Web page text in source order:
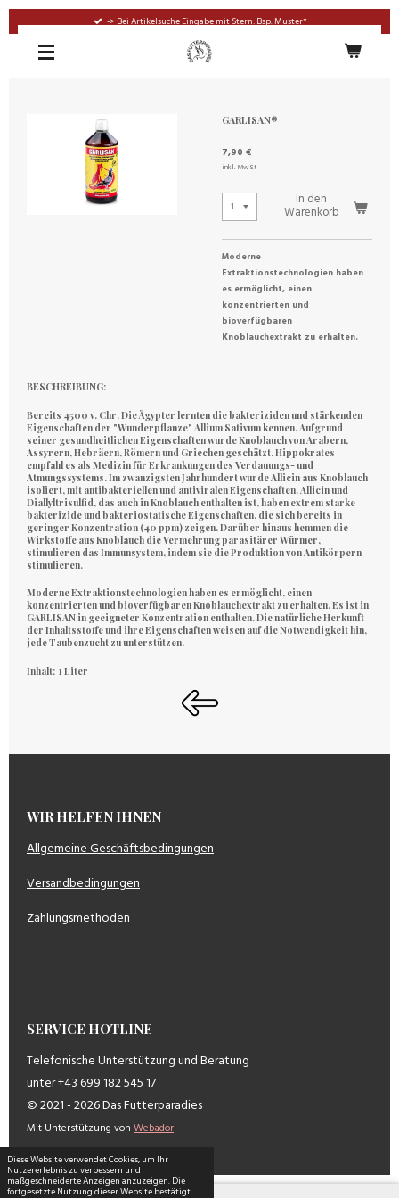
Diese Website verwendet Cookies, um Ihr
Nutzererlebnis zu verbessern und
maßgeschneiderte Anzeigen anzuzeigen. Die
fortgesetzte Nutzung dieser Website bestätigt
springen
-> Bei Artikelsuche Eingabe mit Stern: Bsp. Muster*
GARLISAN®
7,90 €
inkl. MwSt
In den
Warenkorb
Moderne
Extraktionstechnologien haben
es ermöglicht, einen
konzentrierten und
bioverfügbaren
Knoblauchextrakt zu erhalten.
BESCHREIBUNG:
Bereits 4500 v. Chr. Die Ägypter lernten die bakteriziden und stärkenden
Eigenschaften der "Wunderpflanze" Allium Sativum kennen. Aufgrund
seiner gesundheitlichen Eigenschaften wurde Knoblauch von Arabern,
Assyrern, Hebräern, Römern und Griechen geschätzt. Hippokrates
empfahl es als Medizin für Erkrankungen des Verdauungs- und
Atmungssystems. Im zwanzigsten Jahrhundert wurde Allicin aus Knoblauch
isoliert, mit antibakteriellen und antiviralen Eigenschaften. Allicin und
Diallyltrisulfid, das auch in Knoblauch enthalten ist, haben extrem starke
bakterizide und bakteriostatische Eigenschaften, die sich bereits in
geringer Konzentration (40 ppm) zeigen. Darüber hinaus hemmen die
Wirkstoffe aus Knoblauch die Vermehrung parasitärer Würmer,
stimulieren das Immunsystem, indem sie die Produktion von Antikörpern
stimulieren.
Moderne Extraktionstechnologien haben es ermöglicht, einen
konzentrierten und bioverfügbaren Knoblauchextrakt zu erhalten. Es ist in
GARLISAN in geeigneter Konzentration enthalten. Die natürliche Herkunft
der Inhaltsstoffe und ihre Eigenschaften weisen auf die Notwendigkeit hin,
jede Taubenzucht zu unterstützen.
Inhalt: 1 Liter
WIR HELFEN IHNEN
Allgemeine Geschäftsbedingungen
Versandbedingungen
Zahlungsmethoden
SERVICE HOTLINE
Telefonische Unterstützung und Beratung
unter +43 699 182 545 17
© 2021 - 2026 Das Futterparadies
Mit Unterstützung von Webador